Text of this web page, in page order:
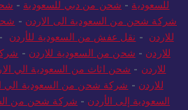
للسعودية - شحن من دبي للسعودية -
شركة شحن من السعودية الى الاردن -
للاردن - نقل عفش من السعودية للأردن -
للاردن - شحن من السعودية للاردن -
للاردن - شحن اثاث من السعودية الي
للاردن - شركة شحن من السعودية الي
السعودية إلى الأردن - شركة شحن من